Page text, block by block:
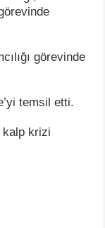
görevinde
temsil etti.
kalp krizi